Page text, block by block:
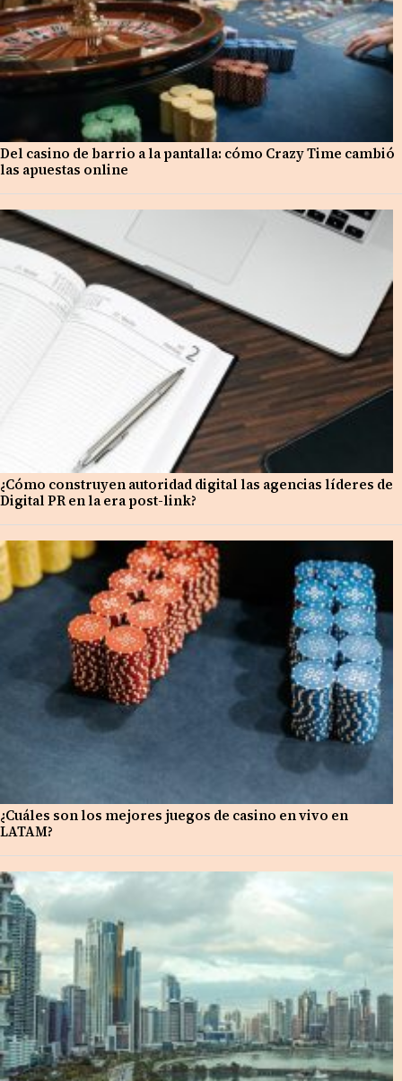
Del casino de barrio a la pantalla: cómo Crazy Time cambió
las apuestas online
¿Cómo construyen autoridad digital las agencias líderes de
Digital PR en la era post-link?
¿Cuáles son los mejores juegos de casino en vivo en
LATAM?